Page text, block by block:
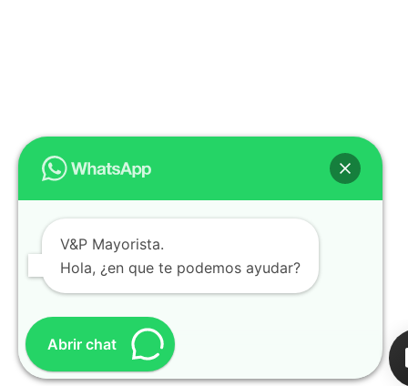
V&P Mayorista.
Hola, ¿en que te podemos ayudar?
Abrir chat